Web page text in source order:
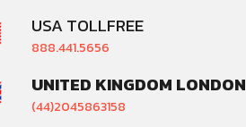
USA TOLLFREE
888.441.5656
UNITED KINGDOM LONDON
(44)2045863158